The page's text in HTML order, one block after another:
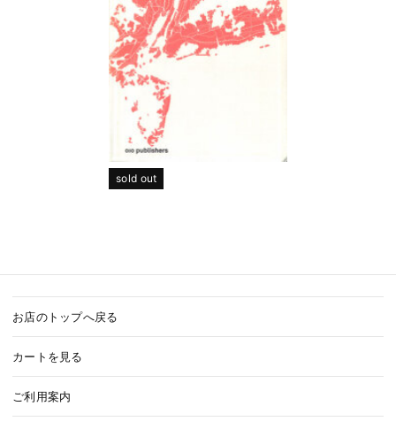
sold out
お店のトップへ戻る
カートを見る
ご利用案内